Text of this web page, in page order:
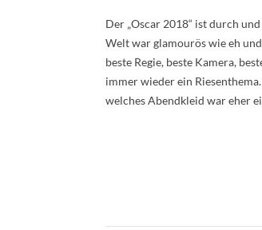
Der „Oscar 2018“ ist durch
Welt war glamourös wie eh
beste Regie, beste Kamera,
immer wieder ein
welches Abendkleid war eher